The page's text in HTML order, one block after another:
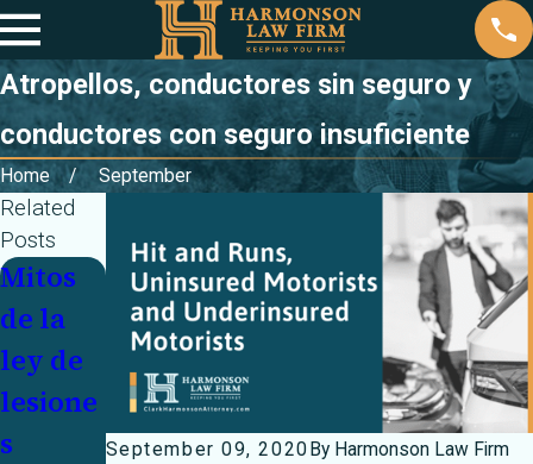
Atropellos, conductores sin seguro y
conductores con seguro insuficiente
Home September
September 09, 2020 By Harmonson Law Firm
Related
Posts
Mitos
de la
ley de
lesione
s
Navegu
e por
las
carrete
ras
Mes de
sensibil
ización
sobre
la